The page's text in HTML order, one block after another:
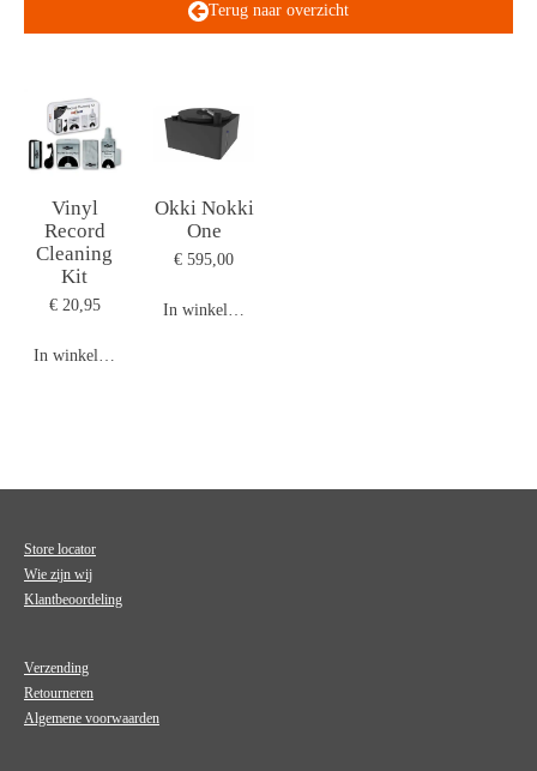
Terug naar overzicht
Vinyl
Record
Cleaning
Kit
€ 20,95
In winkelwagen
Okki Nokki
One
€ 595,00
In winkelwagen
Store locator
Wie zijn wij
Klantbeoordeling
Verzending
Retourneren
Algemene voorwaarden